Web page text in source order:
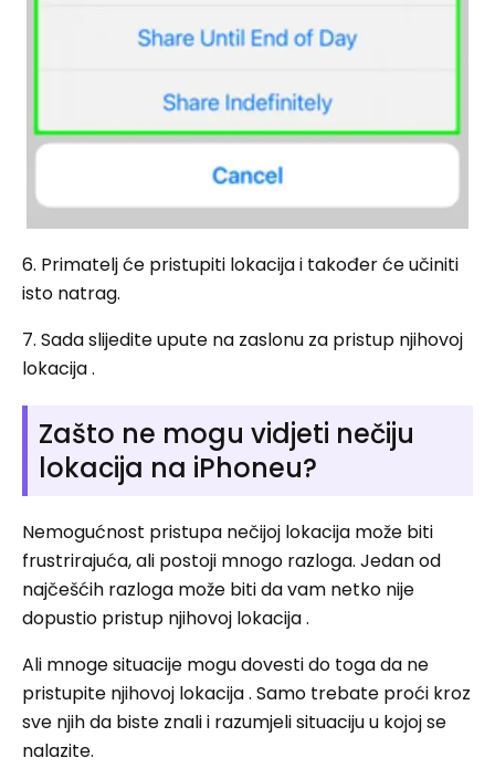
6. Primatelj će pristupiti lokacija i također će učiniti
isto natrag.
7. Sada slijedite upute na zaslonu za pristup njihovoj
lokacija .
Zašto ne mogu vidjeti nečiju
lokacija na iPhoneu?
Nemogućnost pristupa nečijoj lokacija može biti
frustrirajuća, ali postoji mnogo razloga. Jedan od
najčešćih razloga može biti da vam netko nije
dopustio pristup njihovoj lokacija .
Ali mnoge situacije mogu dovesti do toga da ne
pristupite njihovoj lokacija . Samo trebate proći kroz
sve njih da biste znali i razumjeli situaciju u kojoj se
nalazite.